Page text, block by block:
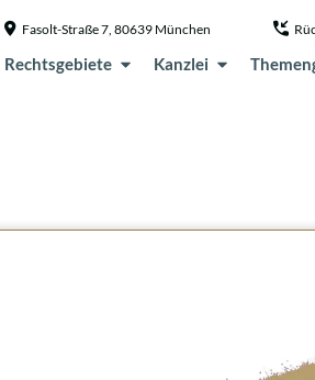
Fasolt-Straße 7, 80639 München
Rechtsgebiete Kanzlei